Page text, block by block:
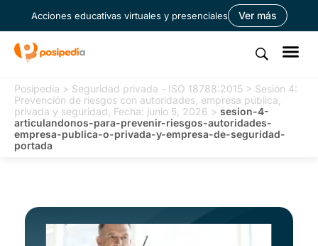
Acciones educativas virtuales y presenciales Ver más
Posipedia > Seguridad privada - ISO 18788:2015 > Sesión 4:
Prevención de riesgos con autoridades, empresa pública,
privada y seguridad, Fecha: junio 5, 2026 > sesion-4-
articulandonos-para-prevenir-riesgos-autoridades-
empresa-publica-o-privada-y-empresa-de-seguridad-
portada